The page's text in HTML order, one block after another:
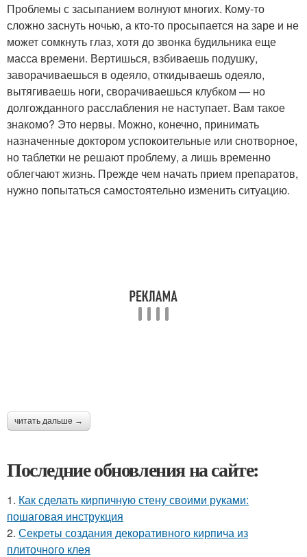
Проблемы с засыпанием волнуют многих. Кому-то
сложно заснуть ночью, а кто-то просыпается на заре и не
может сомкнуть глаз, хотя до звонка будильника еще
масса времени. Вертишься, взбиваешь подушку,
заворачиваешься в одеяло, откидываешь одеяло,
вытягиваешь ноги, сворачиваешься клубком — но
долгожданного расслабления не наступает. Вам такое
знакомо? Это нервы. Можно, конечно, принимать
назначенные доктором успокоительные или снотворное,
но таблетки не решают проблему, а лишь временно
облегчают жизнь. Прежде чем начать прием препаратов,
нужно попытаться самостоятельно изменить ситуацию.
читать дальше →
Последние обновления на сайте:
1. Как сделать кирпичную стену своими руками:
пошаговая инструкция
2. Секреты создания декоративного кирпича из
плиточного клея